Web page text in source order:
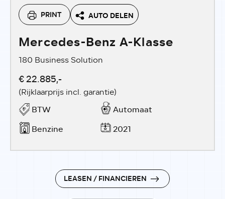
PRINT AUTO DELEN
Mercedes-Benz A-Klasse
180 Business Solution
€ 22.885,-
(Rijklaarprijs incl. garantie)
BTW
Automaat
Benzine
2021
LEASEN / FINANCIEREN